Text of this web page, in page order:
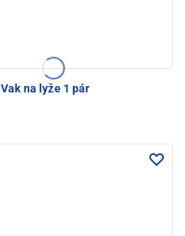
Vak na lyže 1 pár